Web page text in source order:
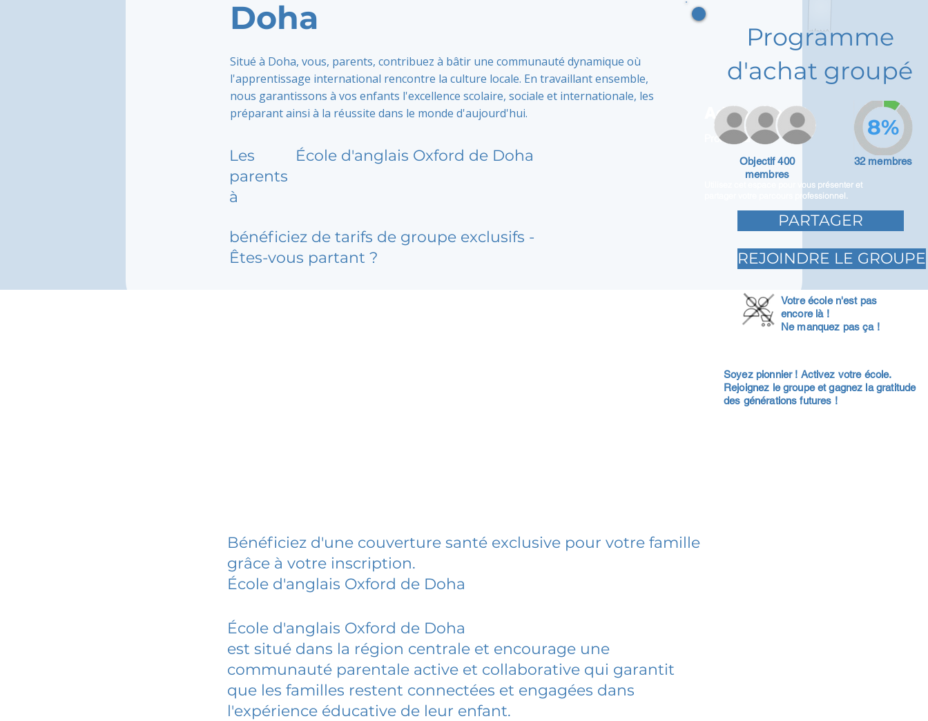
Doha
Situé à Doha, vous, parents, contribuez à bâtir une communauté dynamique où
l'apprentissage international rencontre la culture locale. En travaillant ensemble,
nous garantissons à vos enfants l'excellence scolaire, sociale et internationale, les
préparant ainsi à la réussite dans le monde d'aujourd'hui.
Les
parents
à
École d'anglais Oxford de Doha
bénéficiez de tarifs de groupe exclusifs -
Êtes-vous partant ?
Adam Caar
Promoteur
Utilisez cet espace pour vous présenter et
partager votre parcours professionnel.
Programme
d'achat groupé
Objectif 400
membres
32 membres
8%
PARTAGER
REJOINDRE LE GROUPE
Votre école n'est pas
encore là !
Ne manquez pas ça !
Soyez pionnier ! Activez votre école.
Rejoignez le groupe et gagnez la gratitude
des générations futures !
Bénéficiez d'une couverture santé exclusive pour votre famille
grâce à votre inscription.
École d'anglais Oxford de Doha
École d'anglais Oxford de Doha
est situé dans la région centrale et encourage une
communauté parentale active et collaborative qui garantit
que les familles restent connectées et engagées dans
l'expérience éducative de leur enfant.